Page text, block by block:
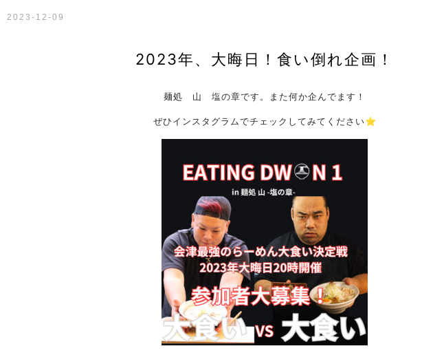
2023-12-09
2023年、大晦日！食い倒れ企画！
麺処 山 塩の章です。また何か企んでます！
ぜひインスタグラムでチェックしてみてください⭐︎